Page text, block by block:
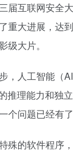
届互联网安全
重大进展，达
级大片。
，人工智能（
推理能力和独
个问题已经有
殊的软件程序